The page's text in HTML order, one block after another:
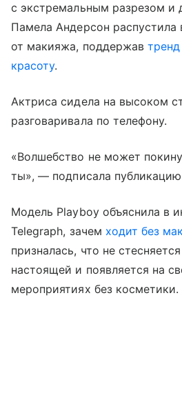
с экстремальным разрезом и
Памела Андерсон распустила
от макияжа, поддержав
красоту.
Актриса сидела на высоком
разговаривала по телефону.
«Волшебство не может
ты», — подписала
Модель Playboy объяснила в
Telegraph, зачем ходит без
призналась, что не
настоящей и появляется на
мероприятиях без косметики.